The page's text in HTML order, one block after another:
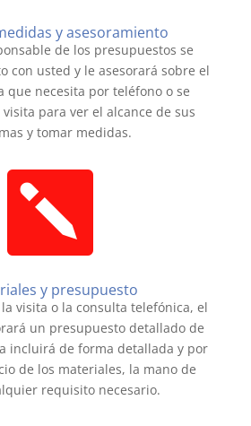
y asesoramiento
de los presupuestos se
con usted y le asesorará sobre el
que necesita por teléfono o se
para ver el alcance de sus
y tomar medidas.

y presupuesto
visita o la consulta telefónica, el
un presupuesto detallado de
incluirá de forma detallada y por
de los materiales, la mano de
requisito necesario.